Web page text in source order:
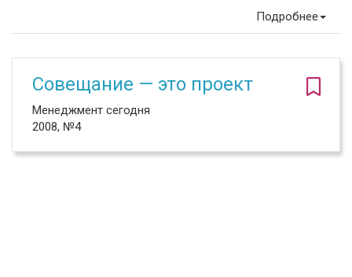
Подробнее
Совещание — это проект
Менеджмент сегодня
2008, №4